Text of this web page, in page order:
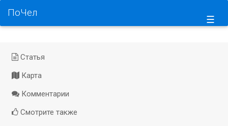
☰
ПоЧел
Статья
Карта
Комментарии
Смотрите также